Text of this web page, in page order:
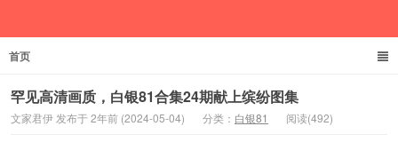
首页
罕见高清画质，白银81合集24期献上缤纷图集
文家君伊 发布于 2年前 (2024-05-04) 分类： 白银81 阅读(492)